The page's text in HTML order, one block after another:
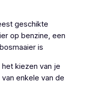
geschikte
op benzine, een
is
kiezen van je
enkele van de